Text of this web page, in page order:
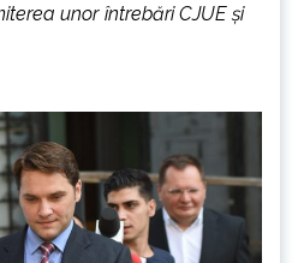
unor întrebări CJUE și